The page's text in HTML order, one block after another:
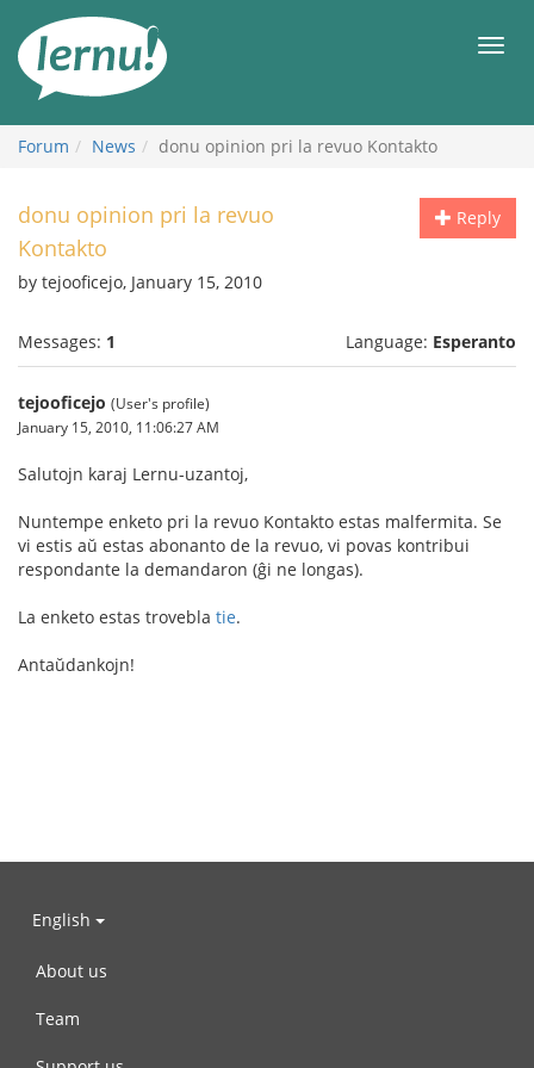
the
content
Forum News donu opinion pri la revuo Kontakto
Reply
donu opinion pri la revuo
Kontakto
by tejooficejo, January 15, 2010
Messages: 1 Language: Esperanto
tejooficejo (User's profile)
January 15, 2010, 11:06:27 AM
Salutojn karaj Lernu-uzantoj,
Nuntempe enketo pri la revuo Kontakto estas malfermita. Se
vi estis aŭ estas abonanto de la revuo, vi povas kontribui
respondante la demandaron (ĝi ne longas).
La enketo estas trovebla tie.
Antaŭdankojn!
English
About us
Team